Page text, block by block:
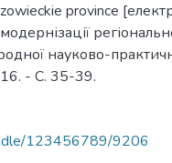
province
науково-
- С. 35-39.
123456789/9206